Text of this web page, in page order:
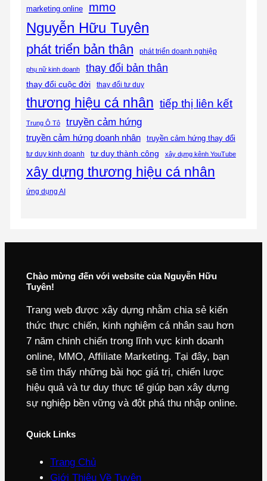
marketing online mmo
Nguyễn Hữu Tuyên
phát triển bản thân phát triển doanh nghiệp
phụ nữ kinh doanh thay đổi bản thân
thay đổi cuộc đời thay đổi tư duy
thương hiệu cá nhân tiếp thị liên kết
Trung Ô Tô truyền cảm hứng
truyền cảm hứng doanh nhân truyền cảm hứng thay đổi
tư duy kinh doanh tư duy thành công xây dựng kênh YouTube
xây dựng thương hiệu cá nhân
ứng dụng AI
Chào mừng đến với website của Nguyễn Hữu
Tuyên!
Trang web được xây dựng nhằm chia sẻ kiến
thức thực chiến, kinh nghiệm cá nhân sau hơn
7 năm chinh chiến trong lĩnh vực kinh doanh
online, MMO, Affiliate Marketing. Tại đây, bạn
sẽ tìm thấy những bài học giá trị, chiến lược
hiệu quả và tư duy thực tế giúp bạn xây dựng
sự nghiệp bền vững và đột phá thu nhập online.
Quick Links
Trang Chủ
Giới Thiệu Về Tuyên